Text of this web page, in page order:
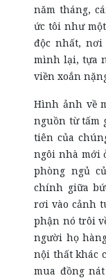
năm tháng,
ức tôi như
độc nhất, nơi
mình lại, tựa
viền xoắn
Hình ảnh về
nguồn từ tấm
tiên của
ngôi nhà mới
phòng ngủ
chính giữa
rơi vào cảnh
phận nó trôi
người họ
nội thất khác
mua đồng